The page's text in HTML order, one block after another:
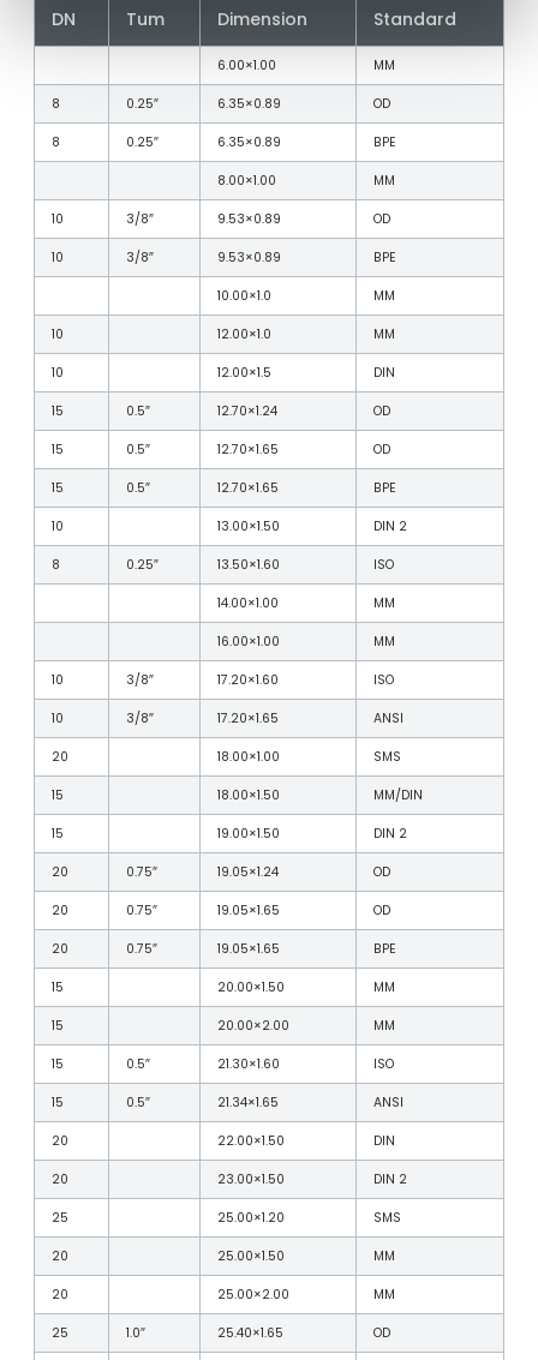
DN Tum Dimension Standard
6.00×1.00
MM
8
0.25″ 6.35×0.89
OD
8
0.25″ 6.35×0.89
BPE
8.00×1.00
MM
10
3/8″ 9.53×0.89
OD
10
3/8″ 9.53×0.89
BPE
10.00×1.0
MM
10
12.00×1.0
MM
10
12.00×1.5
DIN
15
0.5″ 12.70×1.24
OD
15
0.5″ 12.70×1.65
OD
15
0.5″ 12.70×1.65
BPE
10
13.00×1.50
DIN 2
8
0.25″ 13.50×1.60
ISO
14.00×1.00
MM
16.00×1.00
MM
10
3/8″ 17.20×1.60
ISO
10
3/8″ 17.20×1.65
ANSI
20
18.00×1.00
SMS
15
18.00×1.50
MM/DIN
15
19.00×1.50
DIN 2
20
0.75″ 19.05×1.24
OD
20
0.75″ 19.05×1.65
OD
20
0.75″ 19.05×1.65
BPE
15
20.00×1.50
MM
15
20.00×2.00
MM
15
0.5″ 21.30×1.60
ISO
15
0.5″ 21.34×1.65
ANSI
20
22.00×1.50
DIN
20
23.00×1.50
DIN 2
25
25.00×1.20
SMS
20
25.00×1.50
MM
20
25.00×2.00
MM
25
1.0″ 25.40×1.65
OD